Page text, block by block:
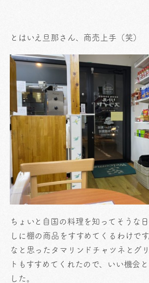
とはいえ旦那さん、商売上手（笑）
ちょいと自国の料理を知ってそうな
しに棚の商品をすすめてくるわけで
なと思ったタマリンドチャツネとグ
トもすすめてくれたので、いい機会
した。